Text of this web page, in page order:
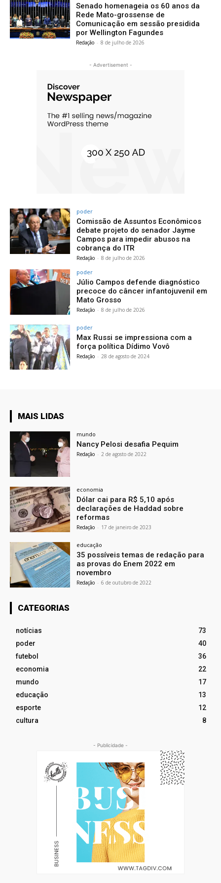
Senado homenageia os 60 anos da
Rede Mato-grossense de
Comunicação em sessão presidida
por Wellington Fagundes
Redação - 8 de julho de 2026
- Advertisement -
poder
Comissão de Assuntos Econômicos
debate projeto do senador Jayme
Campos para impedir abusos na
cobrança do ITR
Redação - 8 de julho de 2026
poder
Júlio Campos defende diagnóstico
precoce do câncer infantojuvenil em
Mato Grosso
Redação - 8 de julho de 2026
poder
Max Russi se impressiona com a
força política Dídimo Vovô
Redação - 28 de agosto de 2024
MAIS LIDAS
mundo
Nancy Pelosi desafia Pequim
Redação - 2 de agosto de 2022
economia
Dólar cai para R$ 5,10 após
declarações de Haddad sobre
reformas
Redação - 17 de janeiro de 2023
educação
35 possíveis temas de redação para
as provas do Enem 2022 em
novembro
Redação - 6 de outubro de 2022
CATEGORIAS
notícias
73
poder
40
futebol
36
economia
22
mundo
17
educação
13
esporte
12
cultura
8
- Publicidade -